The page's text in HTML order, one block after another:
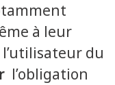
à leur
du
l’obligation